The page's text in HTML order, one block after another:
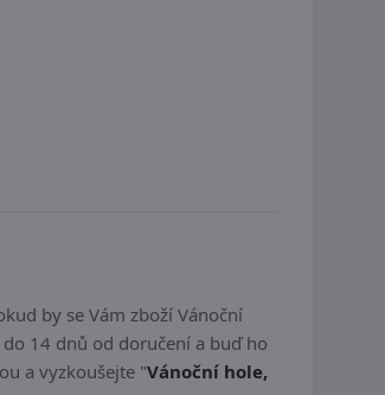
by se Vám zboží Vánoční
14 dnů od doručení a buď ho
a vyzkoušejte "Vánoční hole,